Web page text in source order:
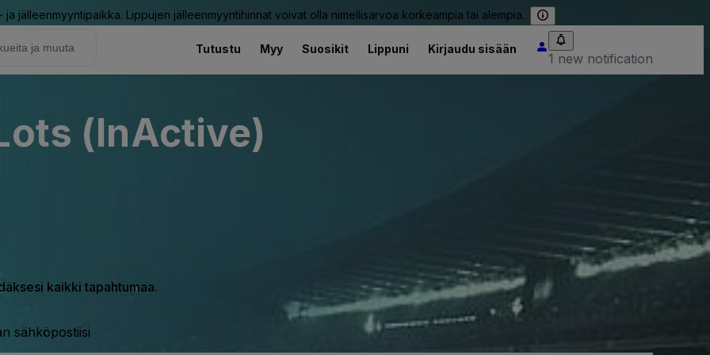
ja jälleenmyyntipaikka. Lippujen jälleenmyyntihinnat voivat olla nimellisarvoa korkeampia tai alempia.
Tutustu Myy Suosikit Lippuni Kirjaudu sisään
1 new notification
(InActive)
kaikki tapahtumaa.
sähköpostiisi